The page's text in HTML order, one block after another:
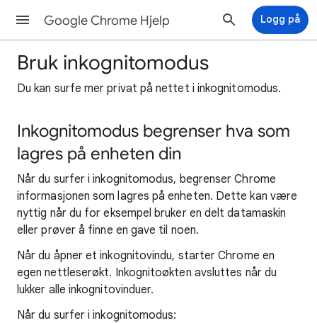
Google Chrome Hjelp Logg på
Bruk inkognitomodus
Du kan surfe mer privat på nettet i inkognitomodus.
Inkognitomodus begrenser hva som
lagres på enheten din
Når du surfer i inkognitomodus, begrenser Chrome
informasjonen som lagres på enheten. Dette kan være
nyttig når du for eksempel bruker en delt datamaskin
eller prøver å finne en gave til noen.
Når du åpner et inkognitovindu, starter Chrome en
egen nettleserøkt. Inkognitoøkten avsluttes når du
lukker alle inkognitovinduer.
Når du surfer i inkognitomodus: